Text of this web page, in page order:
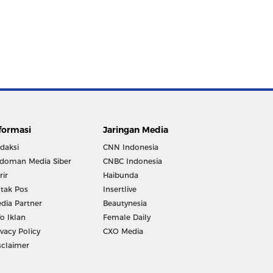
Media Siber
Pos
Partner
Iklan
Policy
Jaringan Media
CNN Indonesia
CNBC Indonesia
Haibunda
Insertlive
Beautynesia
Female Daily
CXO Media